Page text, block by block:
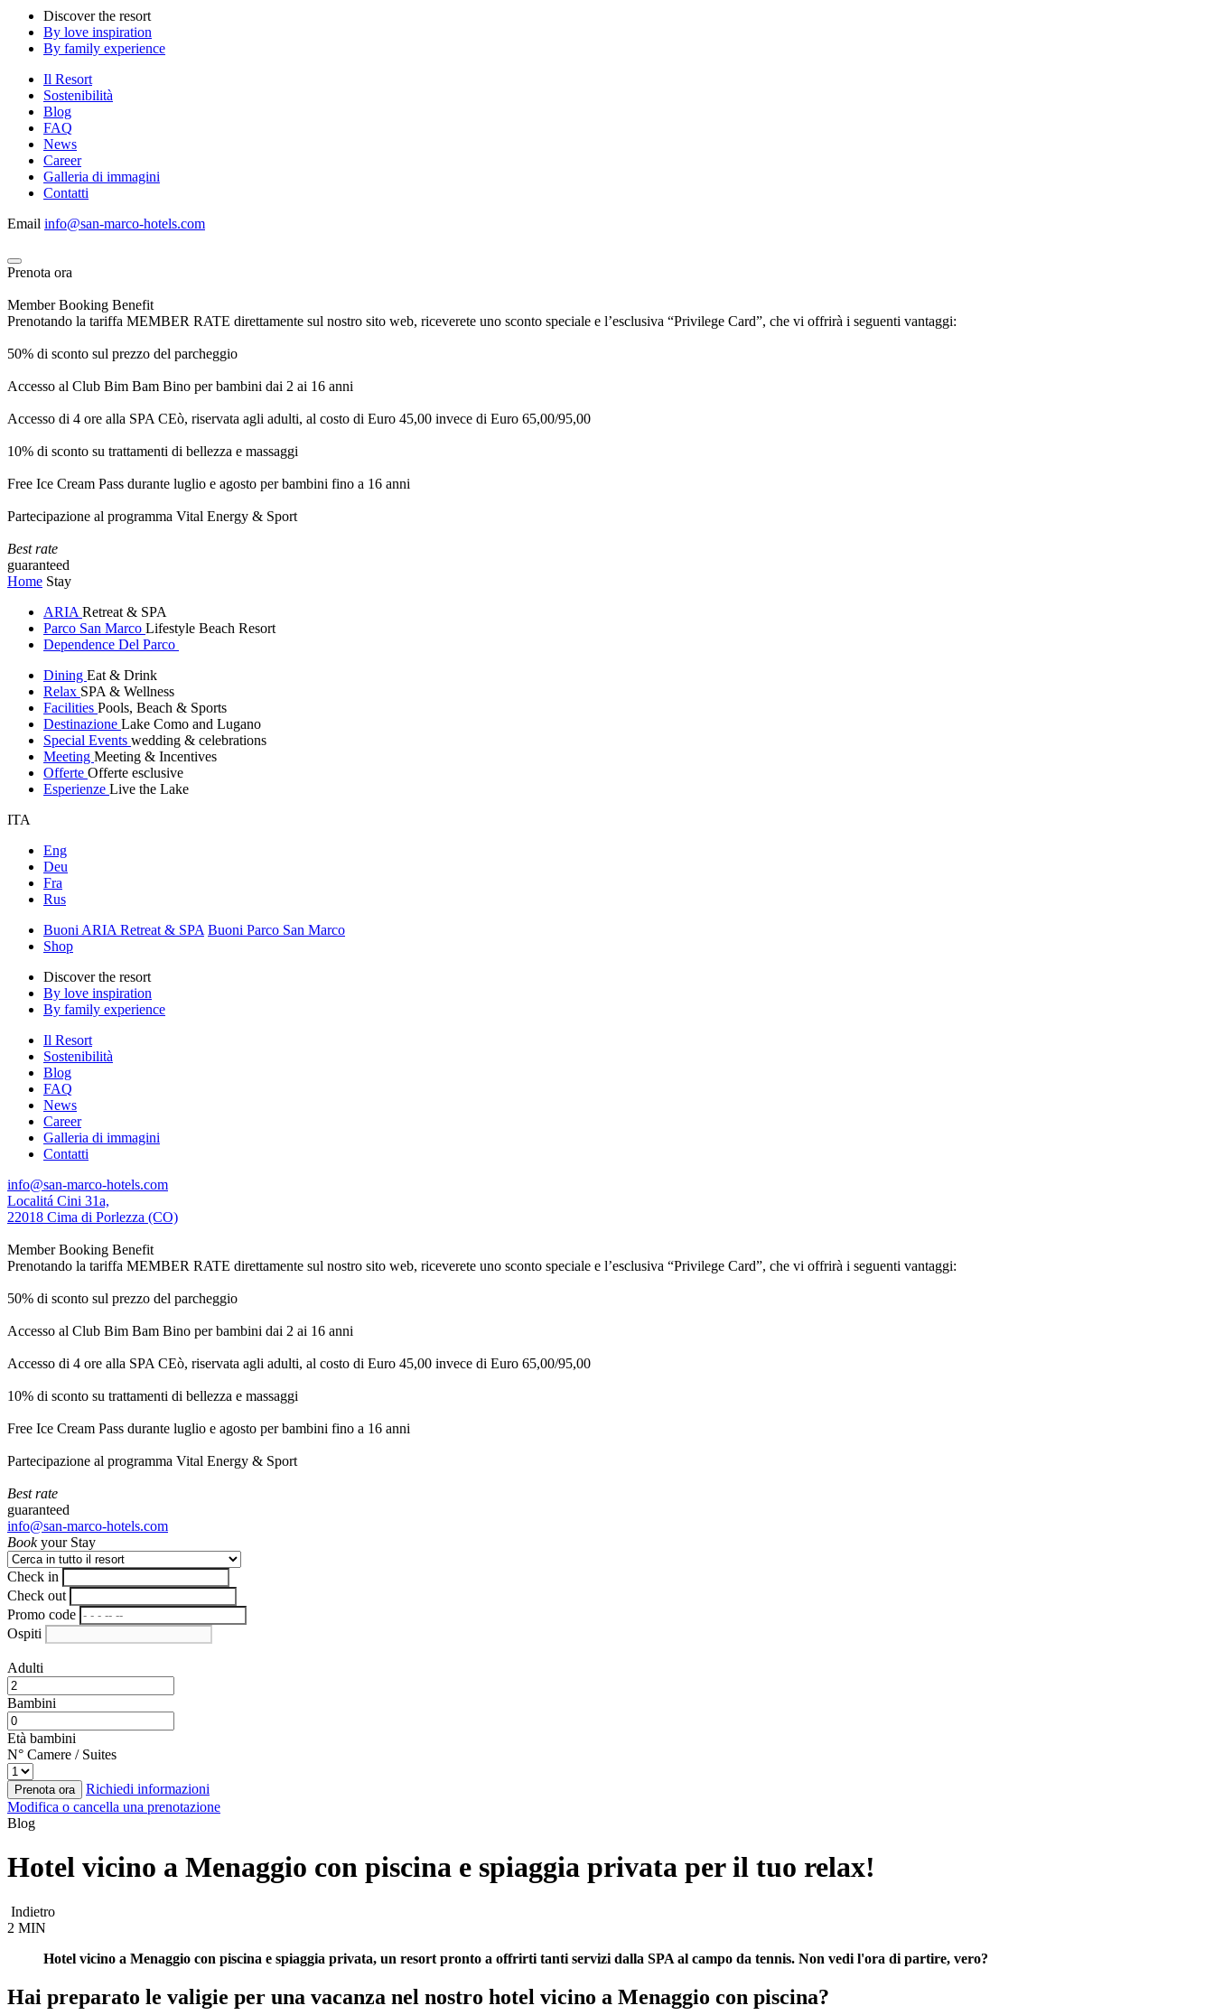
Discover the resort
By love inspiration
By family experience
Il Resort
Sostenibilità
Blog
FAQ
News
Career
Galleria di immagini
Contatti
Email info@san-marco-hotels.com
Prenota ora
Member Booking Benefit
Prenotando la tariffa MEMBER RATE direttamente sul nostro sito web, riceverete uno sconto speciale e l’esclusiva “Privilege Card”, che vi offrirà i seguenti vantaggi:
50% di sconto sul prezzo del parcheggio
Accesso al Club Bim Bam Bino per bambini dai 2 ai 16 anni
Accesso di 4 ore alla SPA CEò, riservata agli adulti, al costo di Euro 45,00 invece di Euro 65,00/95,00
10% di sconto su trattamenti di bellezza e massaggi
Free Ice Cream Pass durante luglio e agosto per bambini fino a 16 anni
Partecipazione al programma Vital Energy & Sport
Best rate
guaranteed
Home Stay
ARIA Retreat & SPA
Parco San Marco Lifestyle Beach Resort
Dependence Del Parco
Dining Eat & Drink
Relax SPA & Wellness
Facilities Pools, Beach & Sports
Destinazione Lake Como and Lugano
Special Events wedding & celebrations
Meeting Meeting & Incentives
Offerte Offerte esclusive
Esperienze Live the Lake
ITA
Eng
Deu
Fra
Rus
Buoni ARIA Retreat & SPA Buoni Parco San Marco
Shop
Discover the resort
By love inspiration
By family experience
Il Resort
Sostenibilità
Blog
FAQ
News
Career
Galleria di immagini
Contatti
info@san-marco-hotels.com
Localitá Cini 31a,
22018 Cima di Porlezza (CO)
Member Booking Benefit
Prenotando la tariffa MEMBER RATE direttamente sul nostro sito web, riceverete uno sconto speciale e l’esclusiva “Privilege Card”, che vi offrirà i seguenti vantaggi:
50% di sconto sul prezzo del parcheggio
Accesso al Club Bim Bam Bino per bambini dai 2 ai 16 anni
Accesso di 4 ore alla SPA CEò, riservata agli adulti, al costo di Euro 45,00 invece di Euro 65,00/95,00
10% di sconto su trattamenti di bellezza e massaggi
Free Ice Cream Pass durante luglio e agosto per bambini fino a 16 anni
Partecipazione al programma Vital Energy & Sport
Best rate
guaranteed
info@san-marco-hotels.com
Bookyour Stay
Check in
Check out
Promo code
Ospiti
Adulti
Bambini
Età bambini
N° Camere / Suites
Prenota ora
Richiedi informazioni
Modifica o cancella una prenotazione
Blog
Hotel vicino a Menaggio con piscina e spiaggia privata per il tuo relax!
Indietro
2 MIN
Hotel vicino a Menaggio con piscina e spiaggia privata, un resort pronto a offrirti tanti servizi dalla SPA al campo da tennis. Non vedi l'ora di partire, vero?
Hai preparato le valigie per una vacanza nel nostro hotel vicino a Menaggio con piscina?